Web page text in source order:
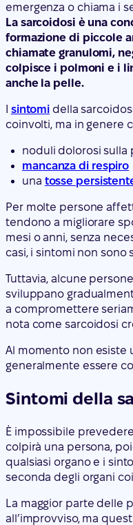
emergenza o chiama i
La sarcoidosi è una
formazione di piccole
chiamate granulomi,
colpisce i polmoni e i
anche la pelle.
sintomi della
coinvolti, ma in genere
noduli dolorosi sulla
mancanza di respiro
una tosse
Per molte persone
tendono a migliorare
mesi o anni, senza
casi, i sintomi non sono
Tuttavia, alcune
sviluppano
a compromettere
nota come sarcoidosi
Al momento non esiste
generalmente essere
Sintomi della
È impossibile
colpirà una persona,
qualsiasi organo e i
seconda degli organi
La maggior parte delle
all’improvviso, ma